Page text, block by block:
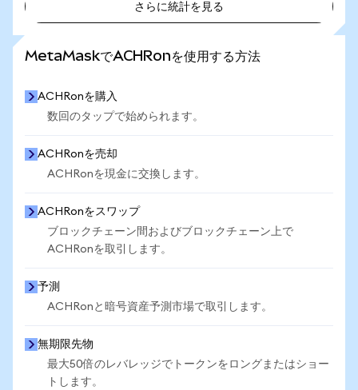
さらに統計を見る
MetaMaskでACHRonを使用する方法
ACHRonを購入
数回のタップで始められます。
ACHRonを売却
ACHRonを現金に交換します。
ACHRonをスワップ
ブロックチェーン間およびブロックチェーン上で
ACHRonを取引します。
予測
ACHRonと暗号資産予測市場で取引します。
無期限先物
最大50倍のレバレッジでトークンをロングまたはショー
トします。